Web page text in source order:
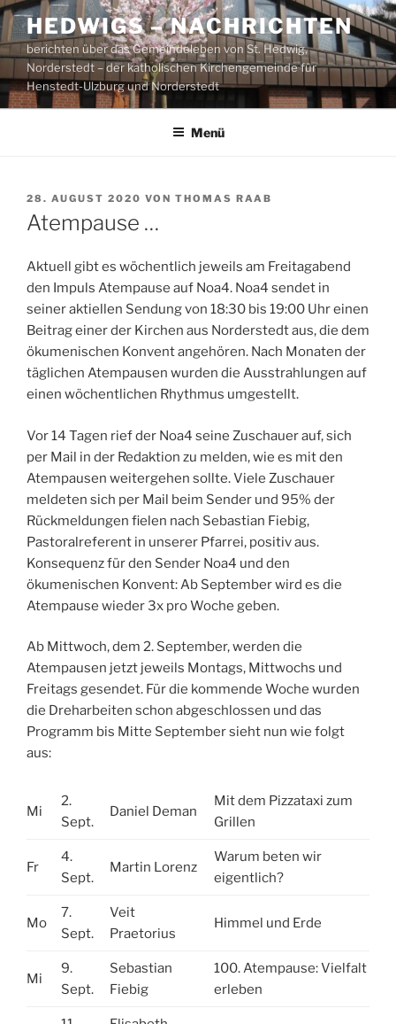
Zum
Inhalt
springen
HEDWIGS – NACHRICHTEN
berichten über das Gemeindeleben von St. Hedwig,
Norderstedt – der katholischen Kirchengemeinde für
Henstedt-Ulzburg und Norderstedt
Menü
VERÖFFENTLICHT
AM
28. AUGUST 2020 VON THOMAS RAAB
Atempause …
Aktuell gibt es wöchentlich jeweils am Freitagabend
den Impuls Atempause auf Noa4. Noa4 sendet in
seiner aktiellen Sendung von 18:30 bis 19:00 Uhr einen
Beitrag einer der Kirchen aus Norderstedt aus, die dem
ökumenischen Konvent angehören. Nach Monaten der
täglichen Atempausen wurden die Ausstrahlungen auf
einen wöchentlichen Rhythmus umgestellt.
Vor 14 Tagen rief der Noa4 seine Zuschauer auf, sich
per Mail in der Redaktion zu melden, wie es mit den
Atempausen weitergehen sollte. Viele Zuschauer
meldeten sich per Mail beim Sender und 95% der
Rückmeldungen fielen nach Sebastian Fiebig,
Pastoralreferent in unserer Pfarrei, positiv aus.
Konsequenz für den Sender Noa4 und den
ökumenischen Konvent: Ab September wird es die
Atempause wieder 3x pro Woche geben.
Ab Mittwoch, dem 2. September, werden die
Atempausen jetzt jeweils Montags, Mittwochs und
Freitags gesendet. Für die kommende Woche wurden
die Dreharbeiten schon abgeschlossen und das
Programm bis Mitte September sieht nun wie folgt
aus:
Mi
2.
Sept.
Daniel Deman
Mit dem Pizzataxi zum
Grillen
Fr
4.
Sept.
Martin Lorenz
Warum beten wir
eigentlich?
Mo
7.
Sept.
Veit
Praetorius
Himmel und Erde
Mi
9.
Sept.
Sebastian
Fiebig
100. Atempause: Vielfalt
erleben